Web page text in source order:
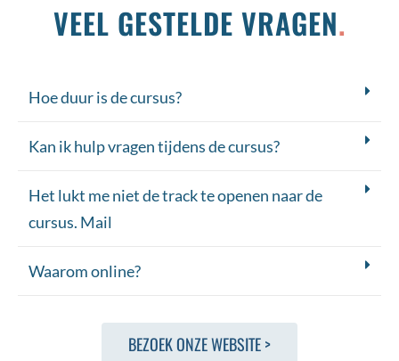
VEEL GESTELDE VRAGEN.
Hoe duur is de cursus?
Kan ik hulp vragen tijdens de cursus?
Het lukt me niet de track te openen naar de
cursus. Mail
Waarom online?
BEZOEK ONZE WEBSITE >